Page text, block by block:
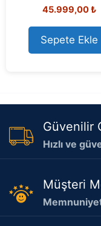
0
o
u
t
o
f
45.999,00₺
Sepete Ekle
Güvenilir
Hızlı ve
Müşteri